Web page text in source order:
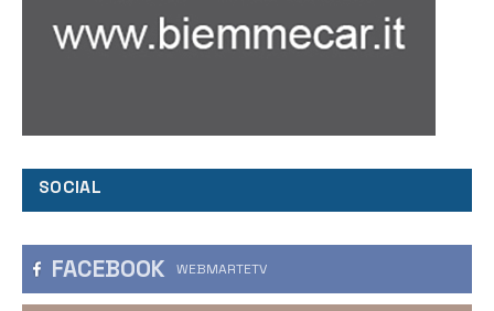
SOCIAL
FACEBOOK WEBMARTETV